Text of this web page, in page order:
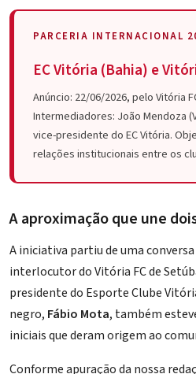
PARCERIA INTERNACIONAL
EC Vitória (Bahia) e
Anúncio: 22/06/2026, pelo Vitória
Intermediadores: João Mendoza
vice-presidente do EC Vitória.
relações institucionais entre os
A aproximação que une
A iniciativa partiu de uma
interlocutor do Vitória FC de
presidente do Esporte Clube
negro, Fábio Mota, também
iniciais que deram origem ao
Conforme apuração da nossa